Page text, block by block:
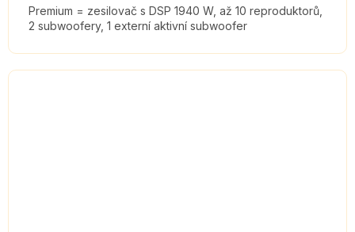
Premium = zesilovač s DSP 1940 W, až 10 reproduktorů,
2 subwoofery, 1 externí aktivní subwoofer